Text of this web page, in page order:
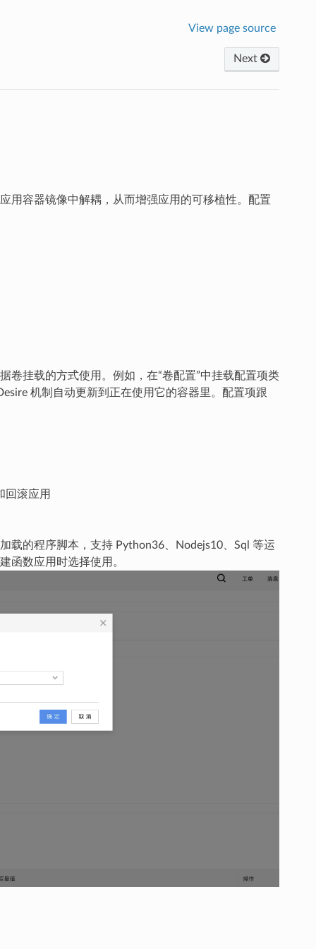
View page source
Next
用容器镜像中解耦，从而增强应用的可移植性。配置
卷挂载的方式使用。例如，在“卷配置”中挂载配置项类
机制自动更新到正在使用它的容器里。配置项跟
回滚应用
载的程序脚本，支持 Python36、Nodejs10、Sql 等运
函数应用时选择使用。